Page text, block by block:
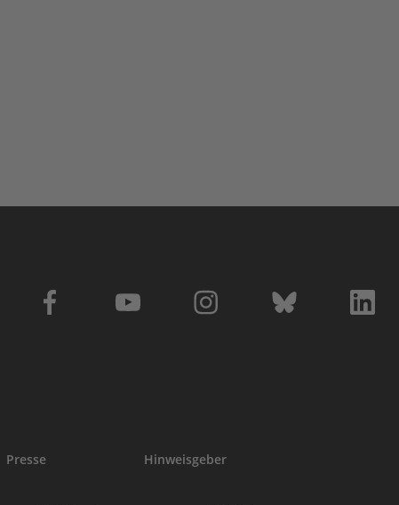
Presse Hinweisgeber